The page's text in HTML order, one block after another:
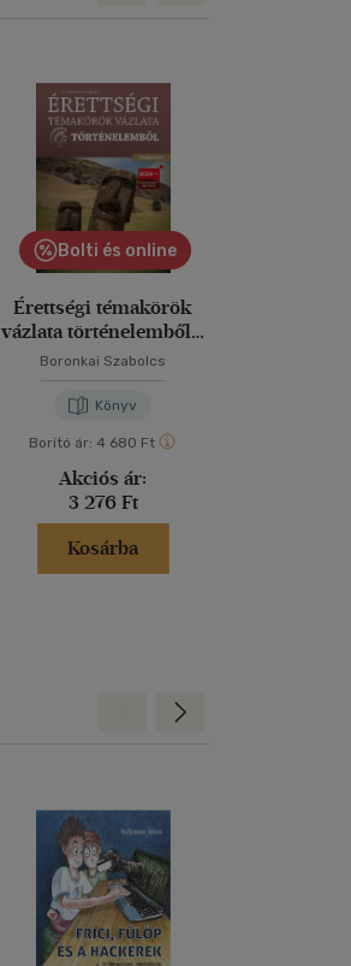
Bolti és online
Érettségi témakörök
vázlata történelemből -
középszinten
Boronkai Szabolcs
Könyv
Borító ár: 4 680 Ft
Akciós ár:
3 276 Ft
Kosárba
Előre